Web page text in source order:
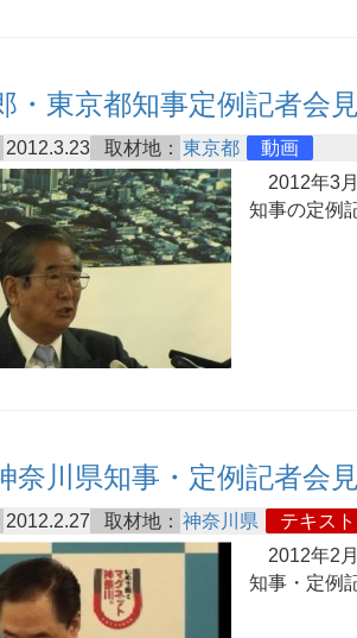
・東京都知事定例記者会見
2012.3.23 取材地： 東京都
動画
2012年3月
知事の定例
奈川県知事・定例記者会見
2012.2.27 取材地： 神奈川県 テキスト
2012年2月
知事・定例